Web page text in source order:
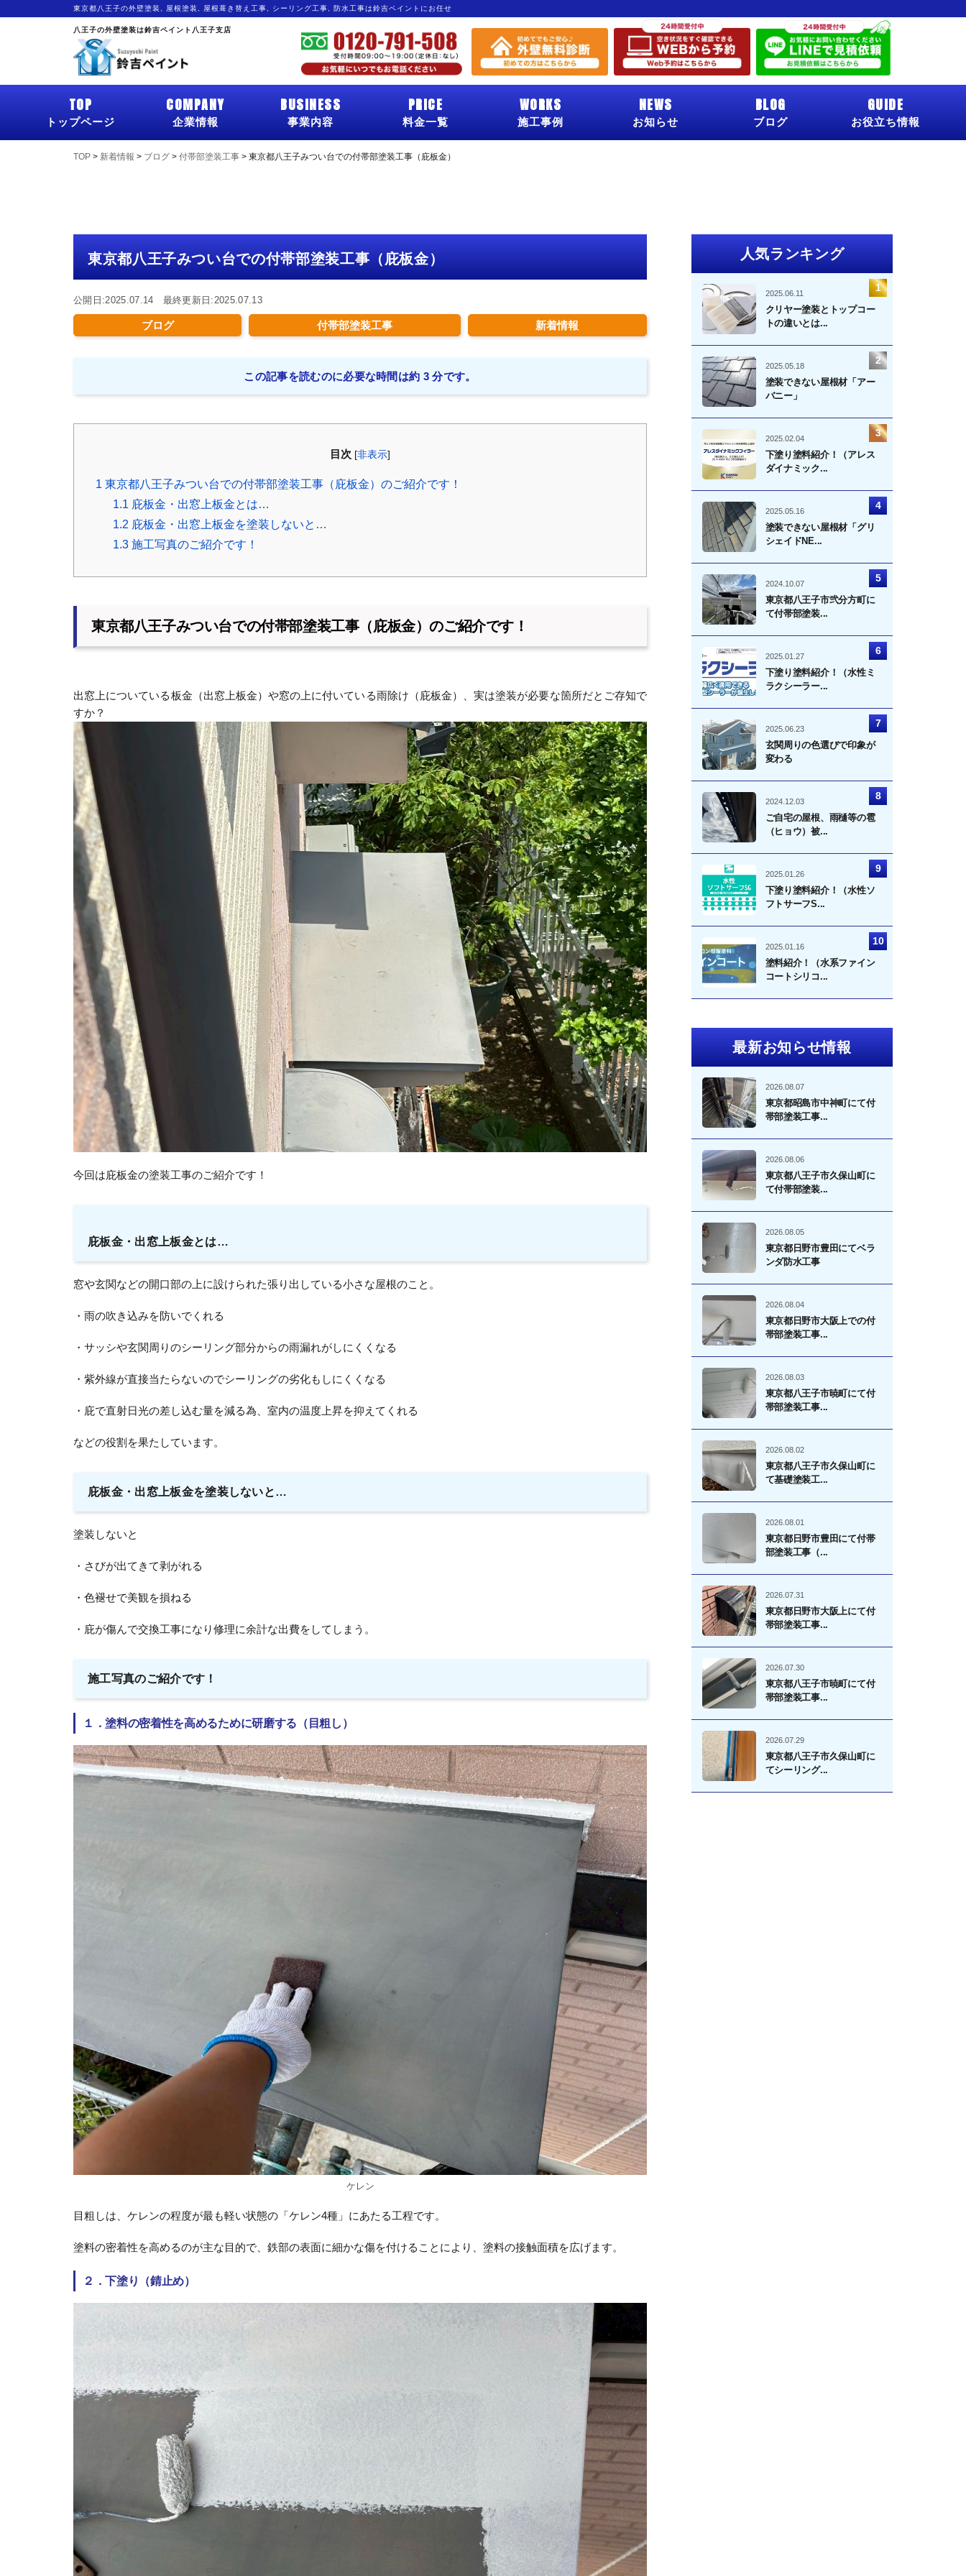
東京都八王子の外壁塗装, 屋根塗装, 屋根葺き替え工事, シーリング工事, 防水工事は鈴吉ペイントにお任せ
八王子の外壁塗装は鈴吉ペイント八王子支店
TOP
トップページ
COMPANY
企業情報
BUSINESS
事業内容
PRICE
料金一覧
WORKS
施工事例
NEWS
お知らせ
BLOG
ブログ
GUIDE
お役立ち情報
TOP > 新着情報 > ブログ > 付帯部塗装工事 > 東京都八王子みつい台での付帯部塗装工事（庇板金）
東京都八王子みつい台での付帯部塗装工事（庇板金）
公開日:2025.07.14 最終更新日:2025.07.13
ブログ 付帯部塗装工事 新着情報
この記事を読むのに必要な時間は約 3 分です。
目次 [非表示]
1 東京都八王子みつい台での付帯部塗装工事（庇板金）のご紹介です！
1.1 庇板金・出窓上板金とは…
1.2 庇板金・出窓上板金を塗装しないと…
1.3 施工写真のご紹介です！
東京都八王子みつい台での付帯部塗装工事（庇板金）のご紹介です！
出窓上についている板金（出窓上板金）や窓の上に付いている雨除け（庇板金）、実は塗装が必要な箇所だとご存知で
すか？
今回は庇板金の塗装工事のご紹介です！
庇板金・出窓上板金とは…
窓や玄関などの開口部の上に設けられた張り出している小さな屋根のこと。
・雨の吹き込みを防いでくれる
・サッシや玄関周りのシーリング部分からの雨漏れがしにくくなる
・紫外線が直接当たらないのでシーリングの劣化もしにくくなる
・庇で直射日光の差し込む量を減る為、室内の温度上昇を抑えてくれる
などの役割を果たしています。
庇板金・出窓上板金を塗装しないと…
塗装しないと
・さびが出てきて剥がれる
・色褪せで美観を損ねる
・庇が傷んで交換工事になり修理に余計な出費をしてしまう。
施工写真のご紹介です！
１．塗料の密着性を高めるために研磨する（目粗し）
ケレン
目粗しは、ケレンの程度が最も軽い状態の「ケレン4種」にあたる工程です。
塗料の密着性を高めるのが主な目的で、鉄部の表面に細かな傷を付けることにより、塗料の接触面積を広げます。
２．下塗り（錆止め）
人気ランキング
2025.06.11
クリヤー塗装とトップコー
トの違いとは...
2025.05.18
塗装できない屋根材「アー
バニー」
2025.02.04
下塗り塗料紹介！（アレス
ダイナミック...
2025.05.16
塗装できない屋根材「グリ
シェイドNE...
2024.10.07
東京都八王子市弐分方町に
て付帯部塗装...
2025.01.27
下塗り塗料紹介！（水性ミ
ラクシーラー...
2025.06.23
玄関周りの色選びで印象が
変わる
2024.12.03
ご自宅の屋根、雨樋等の雹
（ヒョウ）被...
2025.01.26
下塗り塗料紹介！（水性ソ
フトサーフS...
2025.01.16
塗料紹介！（水系ファイン
コートシリコ...
最新お知らせ情報
2026.08.07
東京都昭島市中神町にて付
帯部塗装工事...
2026.08.06
東京都八王子市久保山町に
て付帯部塗装...
2026.08.05
東京都日野市豊田にてベラ
ンダ防水工事
2026.08.04
東京都日野市大阪上での付
帯部塗装工事...
2026.08.03
東京都八王子市暁町にて付
帯部塗装工事...
2026.08.02
東京都八王子市久保山町に
て基礎塗装工...
2026.08.01
東京都日野市豊田にて付帯
部塗装工事（...
2026.07.31
東京都日野市大阪上にて付
帯部塗装工事...
2026.07.30
東京都八王子市暁町にて付
帯部塗装工事...
2026.07.29
東京都八王子市久保山町に
てシーリング...